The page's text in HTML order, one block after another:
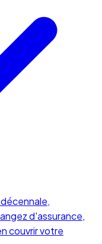
d'assurance,
couvrir votre